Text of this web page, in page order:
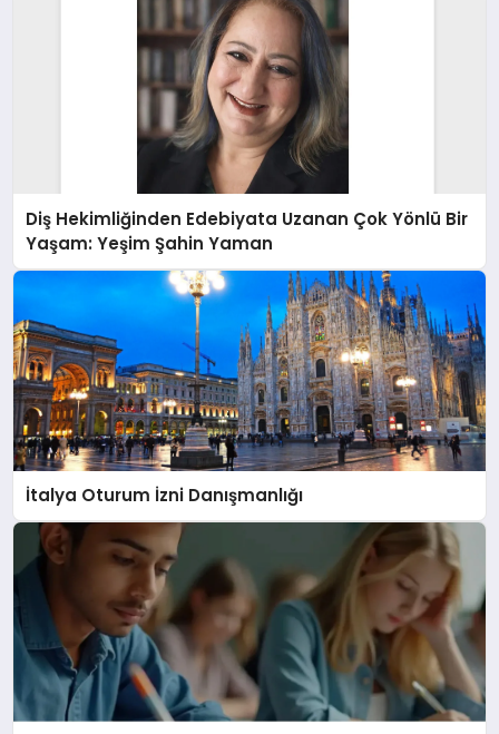
Diş Hekimliğinden Edebiyata Uzanan Çok Yönlü Bir
Yaşam: Yeşim Şahin Yaman
İtalya Oturum İzni Danışmanlığı